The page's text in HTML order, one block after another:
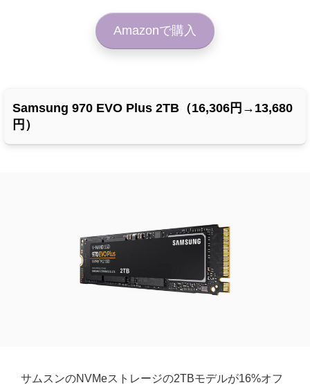
Amazonで購入
Samsung 970 EVO Plus 2TB（16,306円→13,680
円）
サムスンのNVMeストレージの2TBモデルが16%オフ